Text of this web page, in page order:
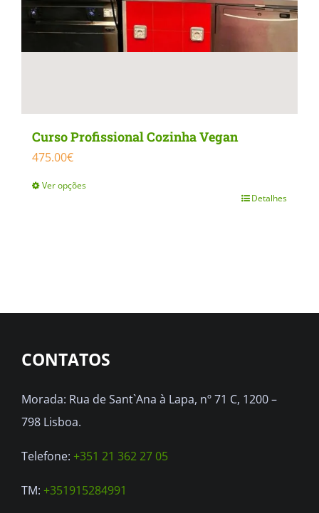
page
Curso Profissional Cozinha Vegan
475.00€
Ver opções
The
may
chosen
on
the
page
Detalhes
CONTATOS
Morada: Rua de Sant`Ana à Lapa, nº 71 C, 1200 –
798 Lisboa.
Telefone: +351 21 362 27 05
TM: +351915284991